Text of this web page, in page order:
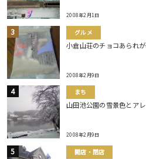
2008年2月1日
グルメ
小倉山荘のチョコあられ
2008年2月9日
まち
山田池公園の雪景色とアレ
2008年2月9日
開店・閉店